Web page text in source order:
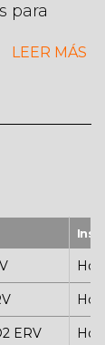
para
Ø 315
LEER MÁS
ERV